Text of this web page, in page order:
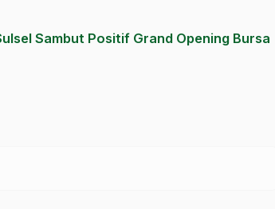
Sambut Positif Grand Opening Bursa